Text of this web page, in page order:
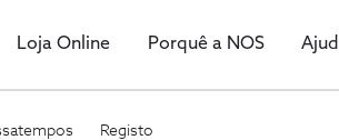
Loja Online Porquê a NOS
Registo